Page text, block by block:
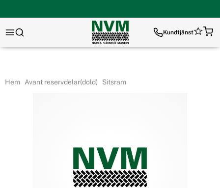
Kundtjänst
Hem Avant reservdelar(dold) Sitsram